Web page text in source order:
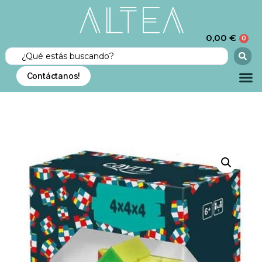
0,00 € 0
Contáctanos!